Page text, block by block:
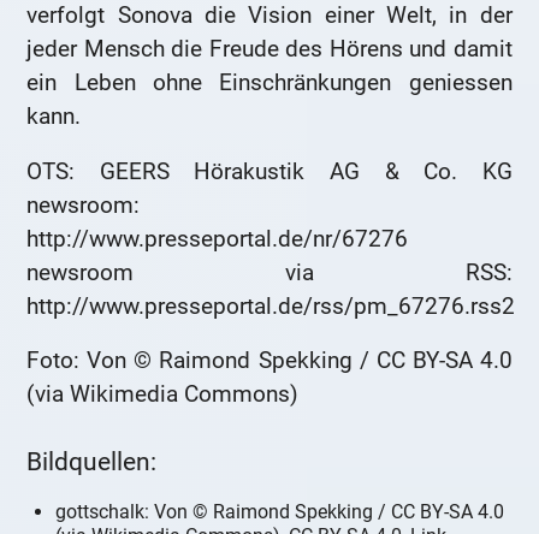
verfolgt Sonova die Vision einer Welt, in der
jeder Mensch die Freude des Hörens und damit
ein Leben ohne Einschränkungen geniessen
kann.
OTS: GEERS Hörakustik AG & Co. KG
newsroom:
http://www.presseportal.de/nr/67276
newsroom via RSS:
http://www.presseportal.de/rss/pm_67276.rss2
Foto: Von © Raimond Spekking / CC BY-SA 4.0
(via Wikimedia Commons)
Bildquellen:
gottschalk: Von © Raimond Spekking / CC BY-SA 4.0